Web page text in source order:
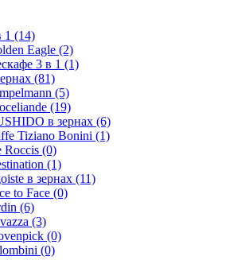
1 (14)
Eagle (2)
3 в 1 (1)
(81)
(5)
(19)
в зернах (6)
Tiziano Bonini (1)
Roccis (0)
(1)
в зернах (11)
to Face (0)
(6)
(3)
(0)
(0)